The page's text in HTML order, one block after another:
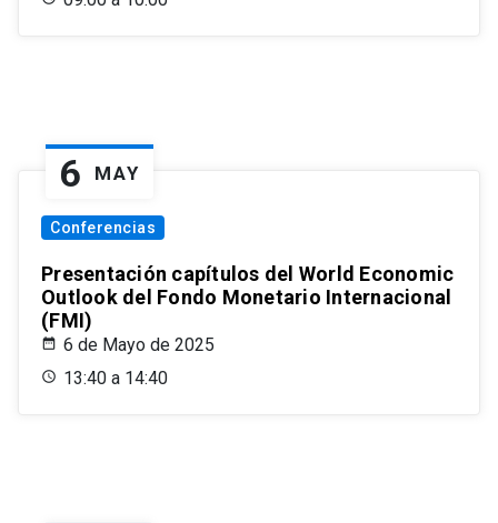
6 MAY
Conferencias
Presentación capítulos del World Economic
Outlook del Fondo Monetario Internacional
(FMI)
6 de Mayo de 2025
13:40 a 14:40